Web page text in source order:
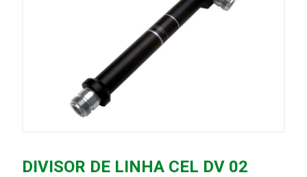
DIVISOR DE LINHA CEL DV 02